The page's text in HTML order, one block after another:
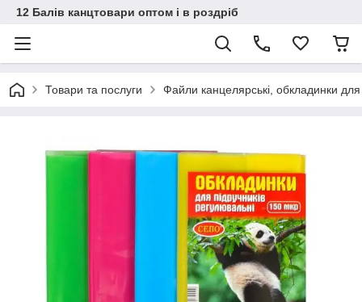
12 Балів канцтовари оптом і в роздріб
Товари та послуги Файли канцелярські, обкладинки для